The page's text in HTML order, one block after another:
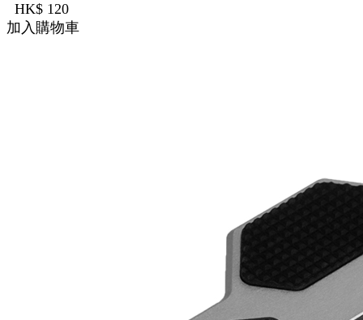
HK$ 120
加入購物車